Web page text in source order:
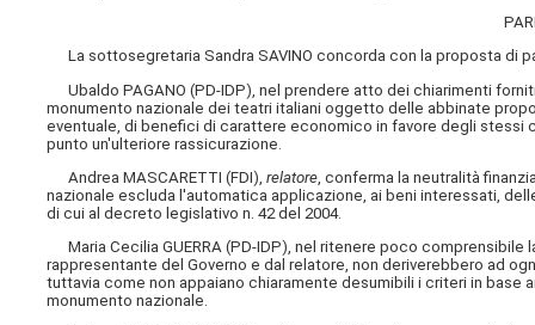
La sottosegretaria Sandra SAVINO concorda con la proposta di
Ubaldo PAGANO (PD-IDP), nel prendere atto dei chiarimenti
monumento nazionale dei teatri italiani oggetto delle abbinate
eventuale, di benefici di carattere economico in favore degli stessi
punto un'ulteriore rassicurazione.
Andrea MASCARETTI (FDI),relatore , conferma la neutralità
nazionale escluda l'automatica applicazione, ai beni interessati,
di cui al decreto legislativo n. 42 del 2004.
Maria Cecilia GUERRA (PD-IDP), nel ritenere poco comprensibile
rappresentante del Governo e dal relatore, non deriverebbero ad
tuttavia come non appaiano chiaramente desumibili i criteri in
monumento nazionale.